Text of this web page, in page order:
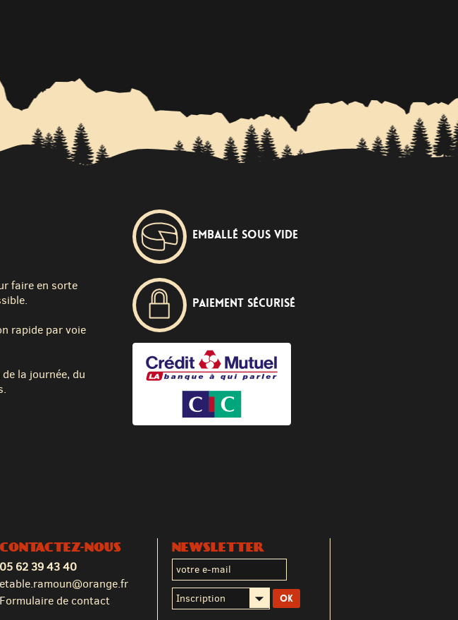
faire en sorte
rapide par voie
la journée, du
Emballé sous vide
Paiement sécurisé
CONTACTEZ-NOUS
05 62 39 43 40
etable.ramoun@orange.fr
Formulaire de contact
NEWSLETTER